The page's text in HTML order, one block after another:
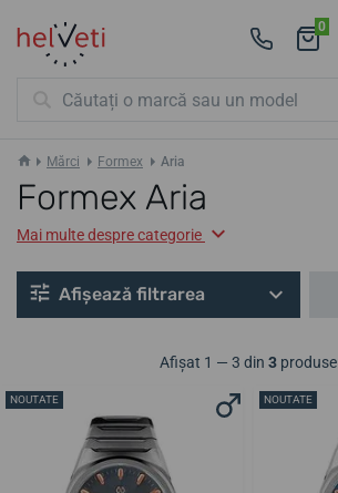
0
Mărci Formex Aria
Formex Aria
Mai multe despre categorie
Afișează filtrarea
Afișat 1 — 3 din 3 produse
NOUTATE NOUTATE